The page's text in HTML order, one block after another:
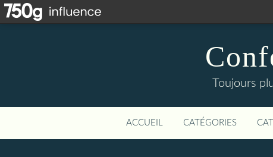
Toujours
ACCUEIL CATÉGORIES